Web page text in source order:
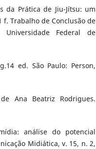
da Prática de Jiu-Jítsu: um
Trabalho de Conclusão de
Universidade Federal de
ed. São Paulo: Person,
Ana Beatriz Rodrigues.
análise do potencial
Midiática, v. 15, n. 2,